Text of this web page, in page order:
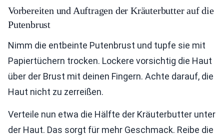
Vorbereiten und Auftragen der Kräuterbutter auf die
Putenbrust
Nimm die entbeinte Putenbrust und tupfe sie mit
Papiertüchern trocken. Lockere vorsichtig die Haut
über der Brust mit deinen Fingern. Achte darauf, die
Haut nicht zu zerreißen.
Verteile nun etwa die Hälfte der Kräuterbutter unter
der Haut. Das sorgt für mehr Geschmack. Reibe die